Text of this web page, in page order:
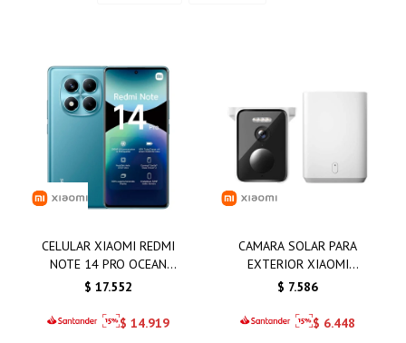
CELULAR XIAOMI REDMI
NOTE 14 PRO OCEAN
BLUE 8GB 256GB
$ 17.552
$ 14.919
CAMARA SOLAR PARA
EXTERIOR XIAOMI
BW400 PRO SET
$ 7.586
$ 6.448